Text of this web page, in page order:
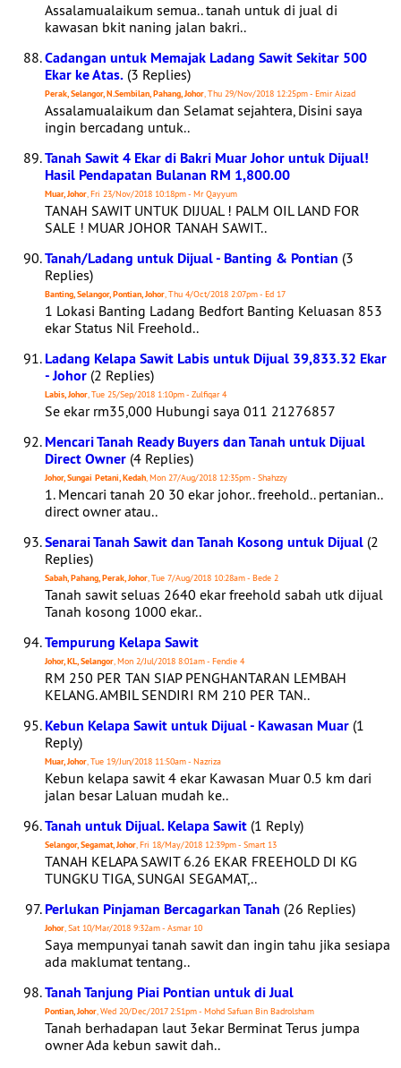
Assalamualaikum semua.. tanah untuk di jual di
kawasan bkit naning jalan bakri..
Cadangan untuk Memajak Ladang Sawit Sekitar 500
Ekar ke Atas. (3 Replies)
Perak, Selangor, N.Sembilan, Pahang, Johor, Thu 29/Nov/2018 12:25pm - Emir Aizad
Assalamualaikum dan Selamat sejahtera, Disini saya
ingin bercadang untuk..
Tanah Sawit 4 Ekar di Bakri Muar Johor untuk Dijual!
Hasil Pendapatan Bulanan RM 1,800.00
Muar, Johor, Fri 23/Nov/2018 10:18pm - Mr Qayyum
TANAH SAWIT UNTUK DIJUAL ! PALM OIL LAND FOR
SALE ! MUAR JOHOR TANAH SAWIT..
Tanah/Ladang untuk Dijual - Banting & Pontian (3
Replies)
Banting, Selangor, Pontian, Johor, Thu 4/Oct/2018 2:07pm - Ed 17
1 Lokasi Banting Ladang Bedfort Banting Keluasan 853
ekar Status Nil Freehold..
Ladang Kelapa Sawit Labis untuk Dijual 39,833.32 Ekar
- Johor (2 Replies)
Labis, Johor, Tue 25/Sep/2018 1:10pm - Zulfiqar 4
Se ekar rm35,000 Hubungi saya 011 21276857
Mencari Tanah Ready Buyers dan Tanah untuk Dijual
Direct Owner (4 Replies)
Johor, Sungai Petani, Kedah, Mon 27/Aug/2018 12:35pm - Shahzzy
1. Mencari tanah 20 30 ekar johor.. freehold.. pertanian..
direct owner atau..
Senarai Tanah Sawit dan Tanah Kosong untuk Dijual (2
Replies)
Sabah, Pahang, Perak, Johor, Tue 7/Aug/2018 10:28am - Bede 2
Tanah sawit seluas 2640 ekar freehold sabah utk dijual
Tanah kosong 1000 ekar..
Tempurung Kelapa Sawit
Johor, KL, Selangor, Mon 2/Jul/2018 8:01am - Fendie 4
RM 250 PER TAN SIAP PENGHANTARAN LEMBAH
KELANG. AMBIL SENDIRI RM 210 PER TAN..
Kebun Kelapa Sawit untuk Dijual - Kawasan Muar (1
Reply)
Muar, Johor, Tue 19/Jun/2018 11:50am - Nazriza
Kebun kelapa sawit 4 ekar Kawasan Muar 0.5 km dari
jalan besar Laluan mudah ke..
Tanah untuk Dijual. Kelapa Sawit (1 Reply)
Selangor, Segamat, Johor, Fri 18/May/2018 12:39pm - Smart 13
TANAH KELAPA SAWIT 6.26 EKAR FREEHOLD DI KG
TUNGKU TIGA, SUNGAI SEGAMAT,..
Perlukan Pinjaman Bercagarkan Tanah (26 Replies)
Johor, Sat 10/Mar/2018 9:32am - Asmar 10
Saya mempunyai tanah sawit dan ingin tahu jika sesiapa
ada maklumat tentang..
Tanah Tanjung Piai Pontian untuk di Jual
Pontian, Johor, Wed 20/Dec/2017 2:51pm - Mohd Safuan Bin Badrolsham
Tanah berhadapan laut 3ekar Berminat Terus jumpa
owner Ada kebun sawit dah..